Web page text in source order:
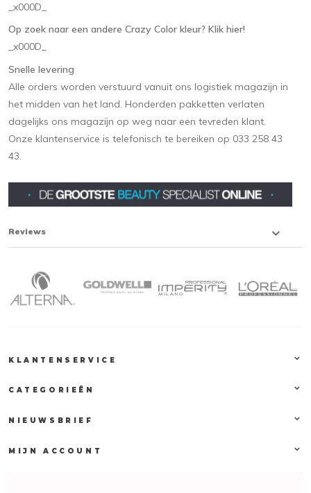
_x000D_
Op zoek naar een andere Crazy Color kleur? Klik hier!
_x000D_
Snelle levering
Alle orders worden verstuurd vanuit ons logistiek magazijn in
het midden van het land. Honderden pakketten verlaten
dagelijks ons magazijn op weg naar een tevreden klant.
Onze klantenservice is telefonisch te bereiken op 033 258 43
43.
Reviews
KLANTENSERVICE
CATEGORIEËN
NIEUWSBRIEF
MIJN ACCOUNT